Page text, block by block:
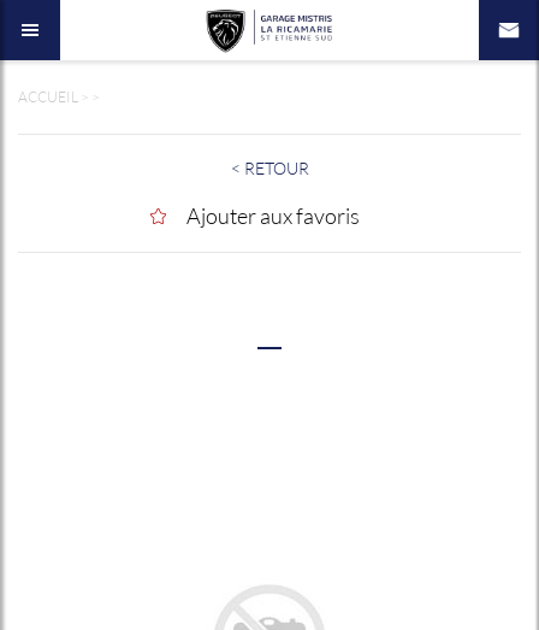
ACCUEIL
< RETOUR
Ajouter aux favoris